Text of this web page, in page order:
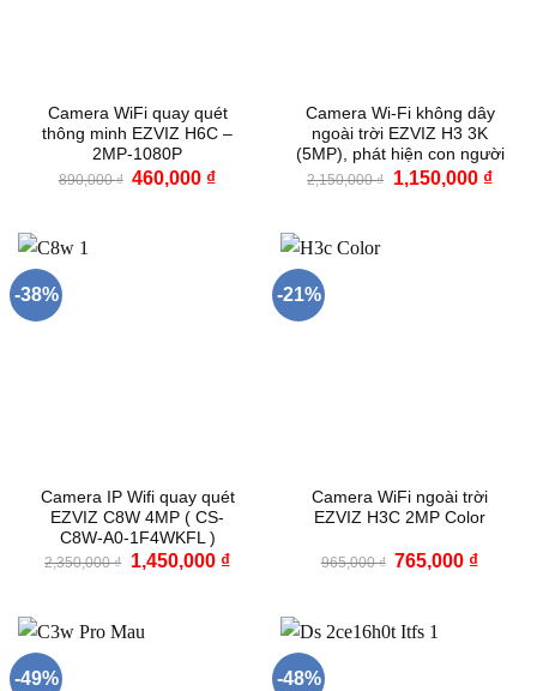
Camera WiFi quay quét
thông minh EZVIZ H6C –
2MP-1080P
890,000₫ Giá
gốc
460,000 ₫Giá
460,000 ₫.
Camera Wi-Fi không dây
ngoài trời EZVIZ H3 3K
(5MP), phát hiện con người
2,150,000₫
Giá
gốc
1,150,000 ₫Giá
-38%
Camera IP Wifi quay quét
EZVIZ C8W 4MP ( CS-
C8W-A0-1F4WKFL )
2,350,000₫
Giá
gốc
1,450,000 ₫Giá
1,450,000 ₫.
-21%
Camera WiFi ngoài trời
EZVIZ H3C 2MP Color
965,000₫ Giá
765,000 ₫Giá
-49% -48%